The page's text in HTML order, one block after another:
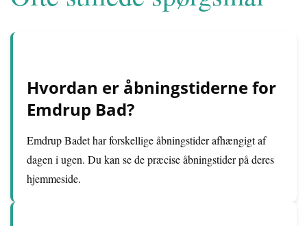
Hvordan er åbningstiderne for
Emdrup Bad?
Emdrup Badet har forskellige åbningstider afhængigt af
dagen i ugen. Du kan se de præcise åbningstider på deres
hjemmeside.